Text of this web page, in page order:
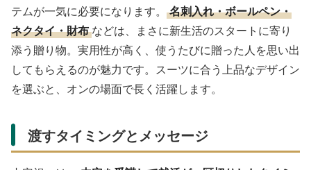
テムが一気に必要になります。
名刺入れ・ボールペン・
ネクタイ・財布 などは、まさに新生活のスタートに寄り
添う贈り物。実用性が高く、使うたびに贈った人を思い出
してもらえるのが魅力です。スーツに合う上品なデザイン
を選ぶと、オンの場面で長く活躍します。
渡すタイミングとメッセージ